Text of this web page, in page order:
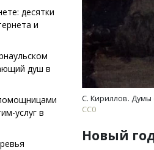
десятки
и
душ в
услуг в
С. Кириллов. Думы
СС0
Новый
идей.
директор компании
городов,
и развитии рынка